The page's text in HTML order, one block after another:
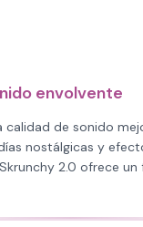
envolvente
calidad de sonido
nostálgicas y
2.0 ofrece